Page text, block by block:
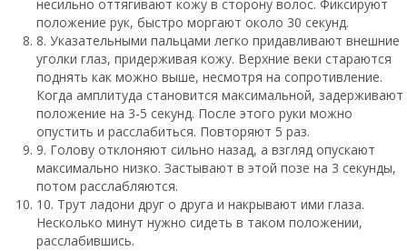
несильно оттягивают кожу в сторону волос. Фиксируют
положение рук, быстро моргают около 30 секунд.
8. Указательными пальцами легко придавливают внешние
уголки глаз, придерживая кожу. Верхние веки стараются
поднять как можно выше, несмотря на сопротивление.
Когда амплитуда становится максимальной, задерживают
положение на 3-5 секунд. После этого руки можно
опустить и расслабиться. Повторяют 5 раз.
9. Голову отклоняют сильно назад, а взгляд опускают
максимально низко. Застывают в этой позе на 3 секунды,
потом расслабляются.
10. Трут ладони друг о друга и накрывают ими глаза.
Несколько минут нужно сидеть в таком положении,
расслабившись.